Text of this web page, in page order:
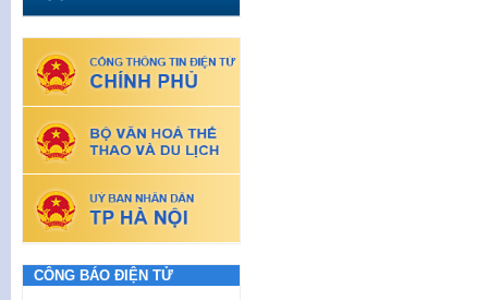
CÔNG BÁO ĐIỆN TỬ